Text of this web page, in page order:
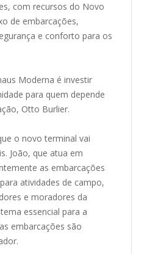
com recursos do Novo
de embarcações,
e conforto para os
Moderna é investir
para quem depende
Otto Burlier.
o novo terminal vai
João, que atua em
as embarcações
atividades de campo,
e moradores da
essencial para a
embarcações são